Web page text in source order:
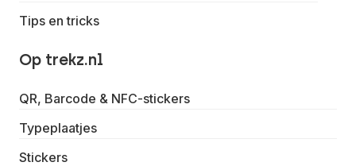
Tips en tricks
Op trekz.nl
QR, Barcode & NFC-stickers
Typeplaatjes
Stickers